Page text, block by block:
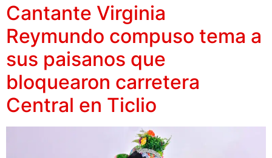
Cantante Virginia
Reymundo compuso tema a
sus paisanos que
bloquearon carretera
Central en Ticlio